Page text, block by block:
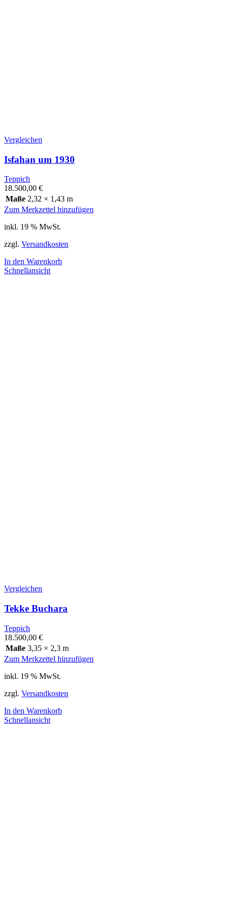
Vergleichen
Isfahan um 1930
Teppich
18.500,00 €
Maße 2,32 × 1,43 m
Zum Merkzettel hinzufügen
inkl. 19 % MwSt.
zzgl. Versandkosten
In den Warenkorb
Schnellansicht
Vergleichen
Tekke Buchara
Teppich
18.500,00 €
Maße 3,35 × 2,3 m
Zum Merkzettel hinzufügen
inkl. 19 % MwSt.
zzgl. Versandkosten
In den Warenkorb
Schnellansicht